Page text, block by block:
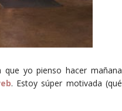
yo pienso hacer mañana
. Estoy súper motivada (qué